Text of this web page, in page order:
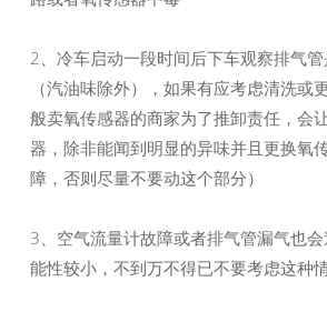
2、冷车启动一段时间后下车观察排气
（汽油味除外），如果有应考虑清洗或
般卖氧传感器的商家为了推卸责任，会
器，除非能闻到明显的异味并且更换氧
障，否则尽量不要动这个部分）
3、空气流量计故障或者排气管漏气也
能性较小，不到万不得已不要考虑这种